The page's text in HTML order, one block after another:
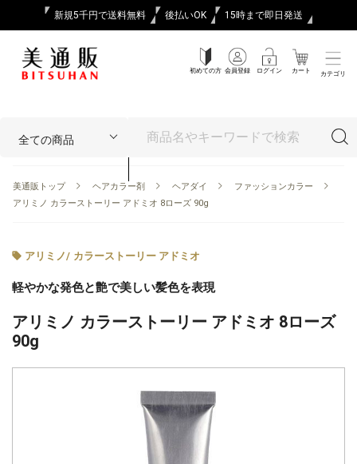
新規5千円で送料無料 後払いOK 15時まで即日発送
初めての方 会員登録 ログイン カート カテゴリ
美通販トップ ヘアカラー剤 ヘアダイ
ファッションカラー
アリミノ カラーストーリー アドミオ 8ローズ 90g
アリミノ/ カラーストーリー アドミオ
軽やかな発色と艶で美しい髪色を表現
アリミノ カラーストーリー アドミオ 8ローズ
90g